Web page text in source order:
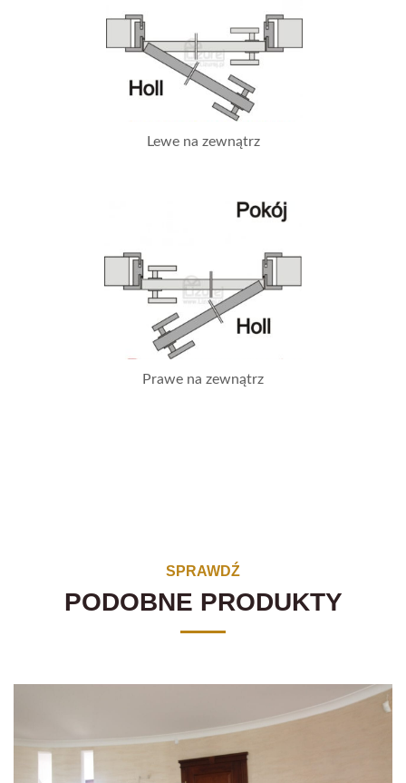
Lewe na zewnątrz
Prawe na zewnątrz
SPRAWDŹ
PODOBNE PRODUKTY